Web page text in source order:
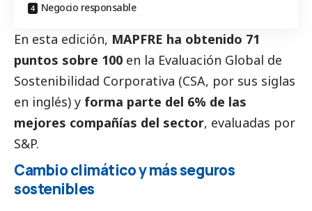
Negocio responsable
En esta edición, MAPFRE ha obtenido 71
puntos sobre 100 en la Evaluación Global de
Sostenibilidad Corporativa (CSA, por sus siglas
en inglés) y forma parte del 6% de las
mejores compañías del sector, evaluadas por
S&P.
Cambio climático y más seguros
sostenibles